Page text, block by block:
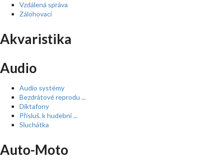
Vzdálená správa
Zálohovací
Akvaristika
Audio
Audio systémy
Bezdrátové reprodu ...
Diktafony
Přísluš. k hudební ...
Sluchátka
Auto-Moto